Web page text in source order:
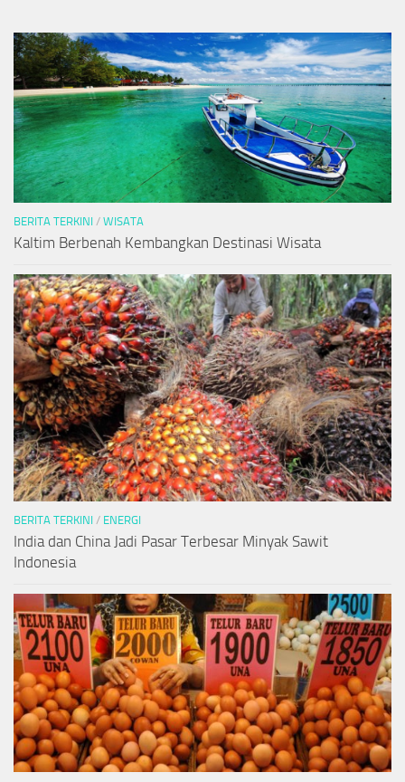
BERITA TERKINI / WISATA
Kaltim Berbenah Kembangkan Destinasi Wisata
BERITA TERKINI / ENERGI
India dan China Jadi Pasar Terbesar Minyak Sawit
Indonesia